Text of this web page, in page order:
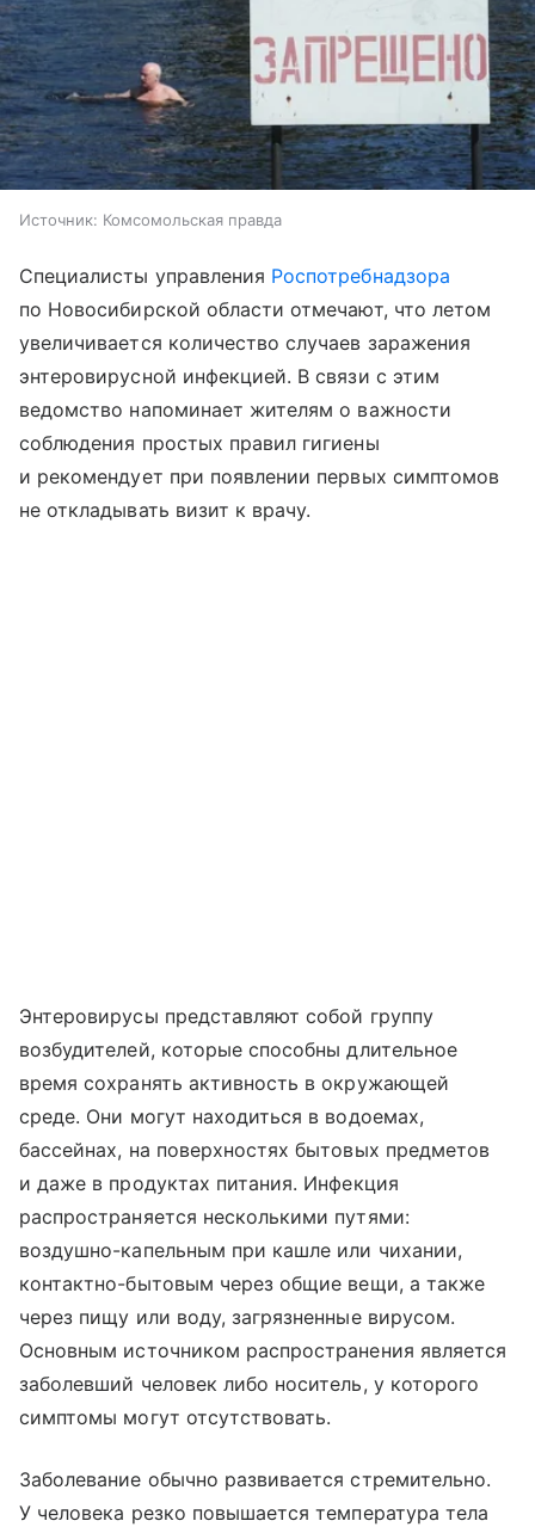
Источник: Комсомольская правда
Специалисты управления Роспотребнадзора
по Новосибирской области отмечают, что летом
увеличивается количество случаев заражения
энтеровирусной инфекцией. В связи с этим
ведомство напоминает жителям о важности
соблюдения простых правил гигиены
и рекомендует при появлении первых симптомов
не откладывать визит к врачу.
Энтеровирусы представляют собой группу
возбудителей, которые способны длительное
время сохранять активность в окружающей
среде. Они могут находиться в водоемах,
бассейнах, на поверхностях бытовых предметов
и даже в продуктах питания. Инфекция
распространяется несколькими путями:
воздушно-капельным при кашле или чихании,
контактно-бытовым через общие вещи, а также
через пищу или воду, загрязненные вирусом.
Основным источником распространения является
заболевший человек либо носитель, у которого
симптомы могут отсутствовать.
Заболевание обычно развивается стремительно.
У человека резко повышается температура тела